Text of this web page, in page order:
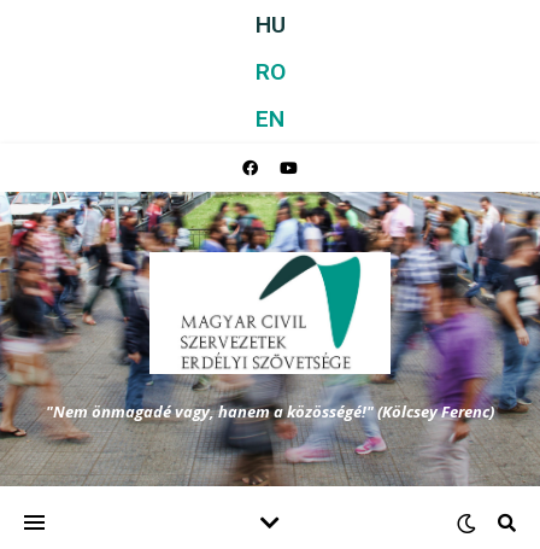
HU
RO
EN
"Nem önmagadé vagy, hanem a közösségé!" (Kölcsey Ferenc)